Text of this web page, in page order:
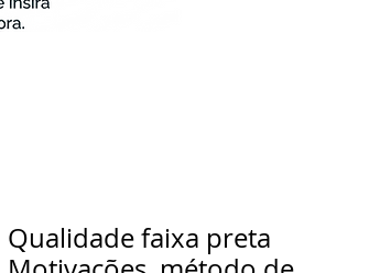
Qualidade faixa preta